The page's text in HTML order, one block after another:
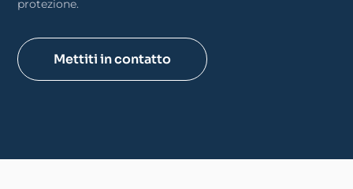
protezione.
Mettiti in contatto